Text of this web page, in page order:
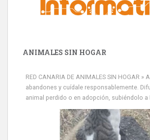
ANIMALES SIN HOGAR
RED CANARIA DE ANIMALES SIN HOGAR »
abandones y cuídale responsablemente.
animal perdido o en adopción, subiéndolo a